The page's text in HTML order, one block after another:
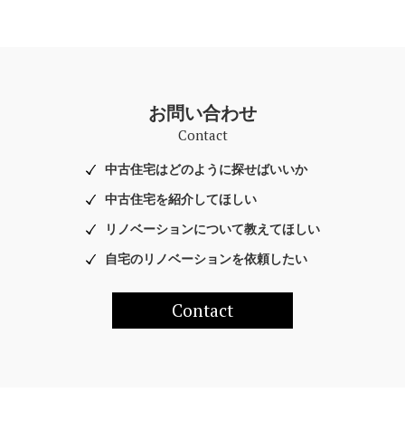
お問い合わせ
Contact
中古住宅はどのように探せばいいか
中古住宅を紹介してほしい
リノベーションについて教えてほしい
自宅のリノベーションを依頼したい
Contact